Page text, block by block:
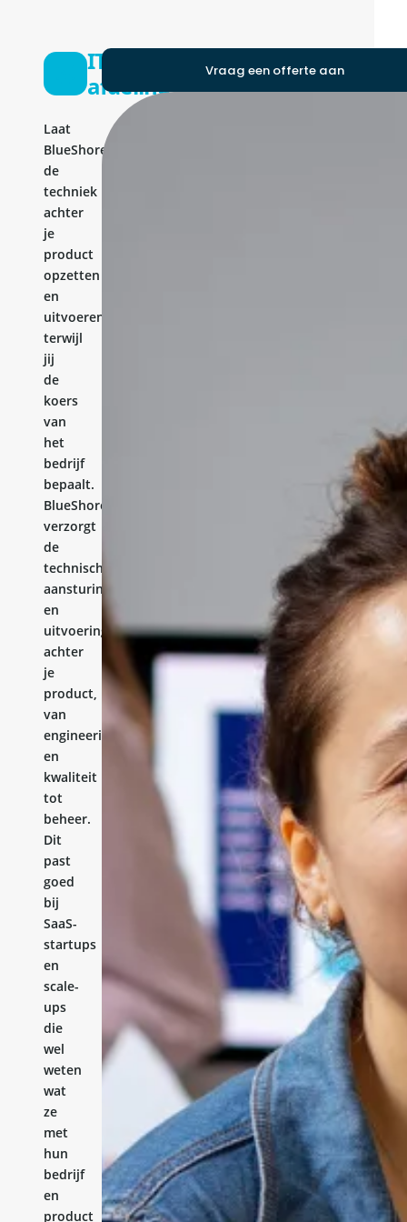
IT-
afdeling
Laat
BlueShores
de
techniek
achter
je
product
opzetten
en
uitvoeren,
terwijl
jij
de
koers
van
het
bedrijf
bepaalt.
BlueShores
verzorgt
de
technische
aansturing
en
uitvoering
achter
je
product,
van
engineering
en
kwaliteit
tot
beheer.
Dit
past
goed
bij
SaaS-
startups
en
scale-
ups
die
wel
weten
wat
ze
met
hun
bedrijf
en
product
Vraag een offerte aan